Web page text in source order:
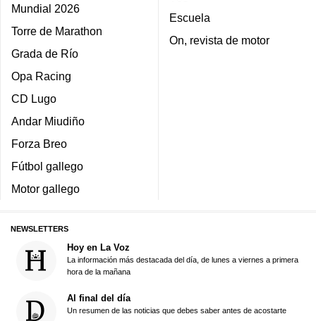
Mundial 2026
Torre de Marathon
Grada de Río
Opa Racing
CD Lugo
Andar Miudiño
Forza Breo
Fútbol gallego
Motor gallego
Escuela
On, revista de motor
NEWSLETTERS
Hoy en La Voz
La información más destacada del día, de lunes a viernes a primera
hora de la mañana
Al final del día
Un resumen de las noticias que debes saber antes de acostarte